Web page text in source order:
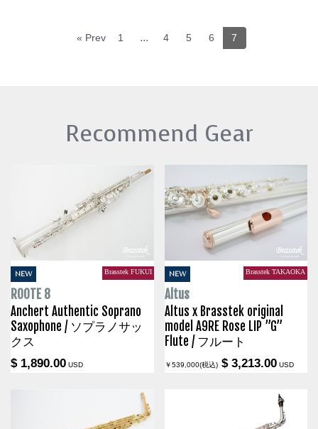
« Prev 1 ... 4 5 6 7
Recommend Gear
NEW Brasstek FUKUI
ROOTE 8
Anchert Authentic Soprano
Saxophone / ソプラノサッ
クス
$ 1,890.00 USD
NEW Brasstek TAKAOKA
Altus
Altus x Brasstek original
model A9RE Rose LIP ”G”
Flute / フルート
￥539,000(税込) $ 3,213.00USD